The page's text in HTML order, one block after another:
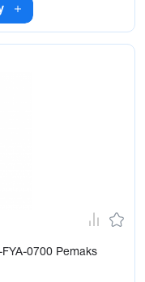
0700 Pemaks